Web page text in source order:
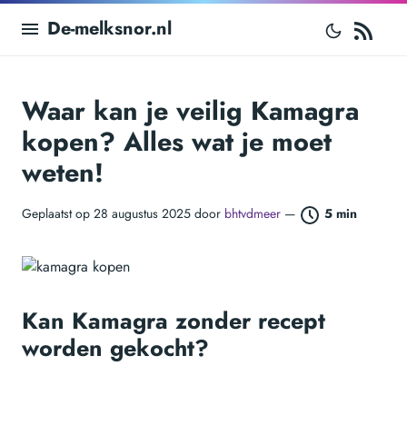
De-melksnor.nl
Waar kan je veilig Kamagra
kopen? Alles wat je moet
weten!
Geplaatst op 28 augustus 2025 door bhtvdmeer — 5 min
Kan Kamagra zonder recept
worden gekocht?